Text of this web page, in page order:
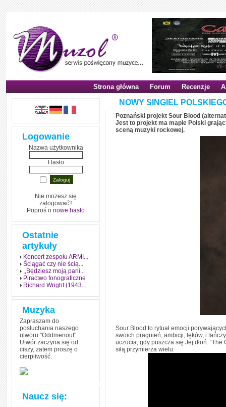
Strona główna Forum Recenzje
Logowanie
Nazwa użytkownika
Hasło
Nie możesz się
zalogować?
Poproś o nowe hasło
Ostatnie
artykuły
Koncert zespołu ARMI...
Ściągać czy nie ścią...
,,Będziesz moją pani...
Piractwo fonograficzne
Richard Wright (1943...
Muzyka
Zapraszam do
posłuchania naszego
utworu "Oddmenout".
Utwór zaczyna się od
ciszy, zatem proszę o
cierpliwość.
Naucz się:
NOWY SINGIEL
Poznański projekt Sour Blood
Jest to projekt ma mapie Polski
sceną muzyki rockowej.
Sour Blood to rytuał emocji
swoich pragnień, ambicji, lęków, i
uczucia, gdy puszcza się Jej dłoń.
siłą przymierza wielu.